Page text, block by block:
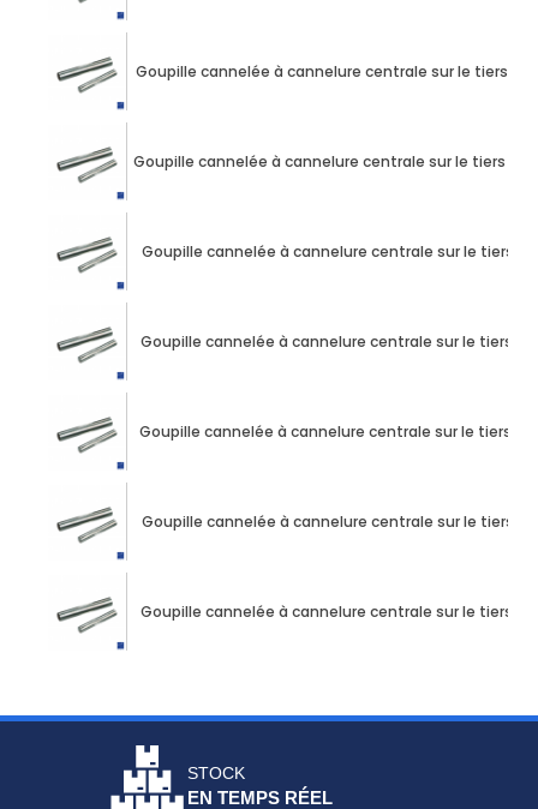
Goupille cannelée à cannelure centrale sur le tiers de
Goupille cannelée à cannelure centrale sur le tiers de
Goupille cannelée à cannelure centrale sur le tiers
Goupille cannelée à cannelure centrale sur le tiers
Goupille cannelée à cannelure centrale sur le tiers
Goupille cannelée à cannelure centrale sur le tiers
Goupille cannelée à cannelure centrale sur le tiers
STOCK
EN TEMPS RÉEL